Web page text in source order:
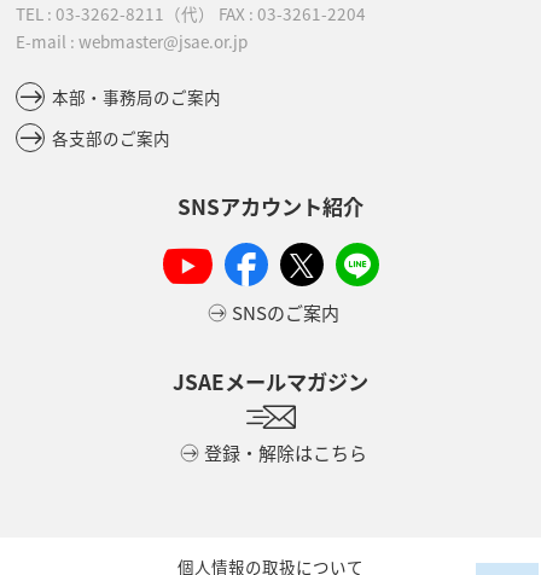
TEL : 03-3262-8211 （代） FAX : 03-3261-2204
E-mail : webmaster@jsae.or.jp
本部・事務局のご案内
各支部のご案内
SNSアカウント紹介
SNSのご案内
JSAEメールマガジン
登録・解除はこちら
個人情報の取扱について